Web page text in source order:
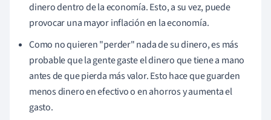
dinero dentro de la economía. Esto, a su vez, puede
provocar una mayor inflación en la economía.
Como no quieren "perder" nada de su dinero, es más
probable que la gente gaste el dinero que tiene a mano
antes de que pierda más valor. Esto hace que guarden
menos dinero en efectivo o en ahorros y aumenta el
gasto.